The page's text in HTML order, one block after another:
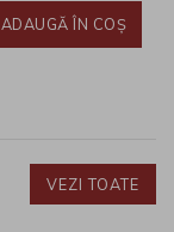
ADAUGĂ ÎN COŞ
VEZI TOATE